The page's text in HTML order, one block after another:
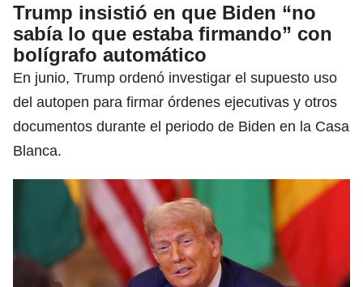
Trump insistió en que Biden “no
sabía lo que estaba firmando” con
bolígrafo automático
En junio, Trump ordenó investigar el supuesto uso
del autopen para firmar órdenes ejecutivas y otros
documentos durante el periodo de Biden en la Casa
Blanca.